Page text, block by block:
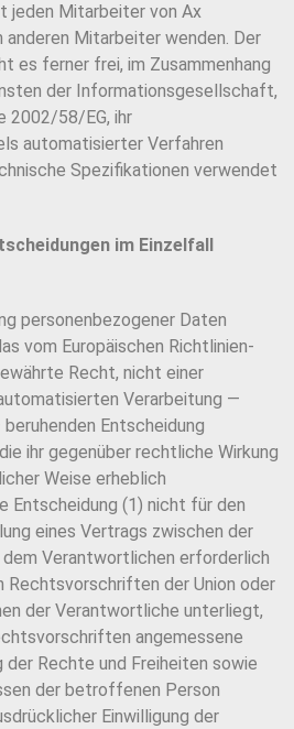
jeden Mitarbeiter von Ax
Mitarbeiter wenden. Der
es ferner frei, im Zusammenhang
der Informationsgesellschaft,
2002/58/EG, ihr
automatisierter Verfahren
Spezifikationen verwendet
im Einzelfall
personenbezogener Daten
vom Europäischen Richtlinien-
Recht, nicht einer
Verarbeitung —
Entscheidung
ihr gegenüber rechtliche Wirkung
Weise erheblich
Entscheidung (1) nicht für den
eines Vertrags zwischen der
Verantwortlichen erforderlich
Rechtsvorschriften der Union oder
der Verantwortliche unterliegt,
angemessene
der Rechte und Freiheiten sowie
der betroffenen Person
Einwilligung der